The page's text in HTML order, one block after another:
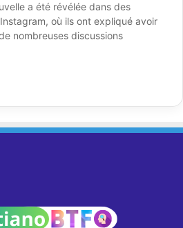
a été révélée dans des
où ils ont expliqué avoir
nombreuses discussions